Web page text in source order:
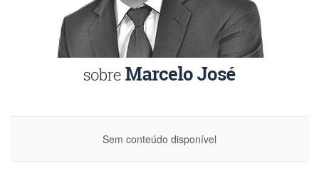
Sem conteúdo disponível